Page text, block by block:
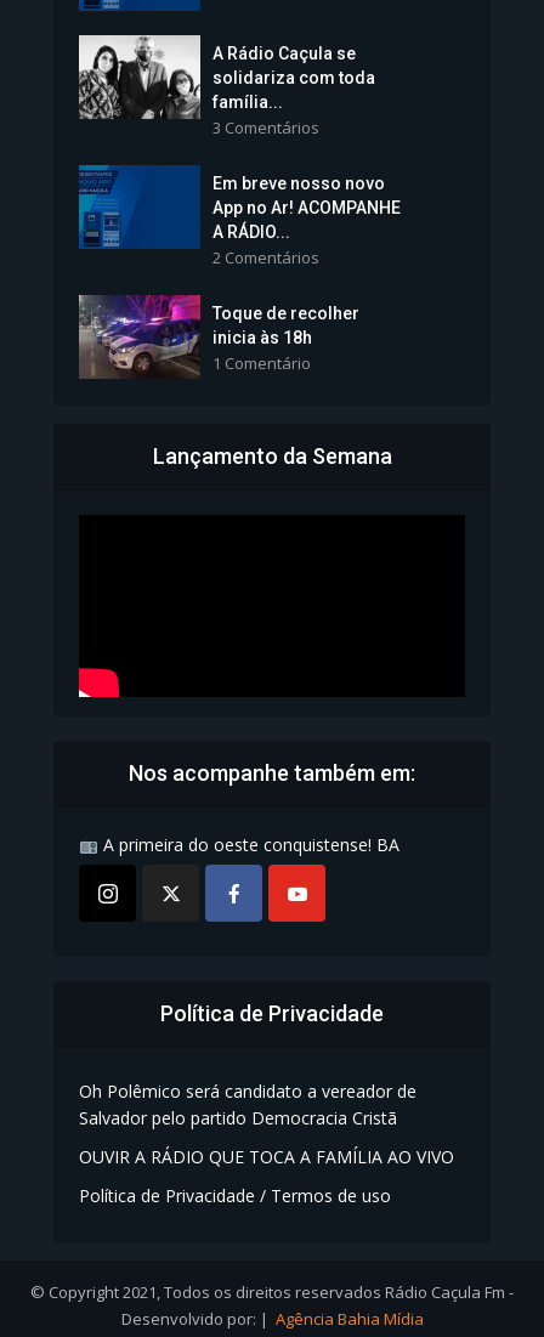
Vice-Prefeita Sheila Lemos
tomará posse nesta...
1.101 Modos de exibição
Bahia inicia emissão da
A Rádio Caçula se
solidariza com toda
família...
3 Comentários
Em breve nosso novo
App no Ar! ACOMPANHE
A RÁDIO...
2 Comentários
Toque de recolher
inicia às 18h
1 Comentário
Lançamento da Semana
Nos acompanhe também em:
A primeira do oeste conquistense! BA
Política de Privacidade
Oh Polêmico será candidato a vereador de
Salvador pelo partido Democracia Cristã
OUVIR A RÁDIO QUE TOCA A FAMÍLIA AO VIVO
Política de Privacidade / Termos de uso
© Copyright 2021, Todos os direitos reservados Rádio Caçula Fm -
Desenvolvido por: | Agência Bahia Mídia